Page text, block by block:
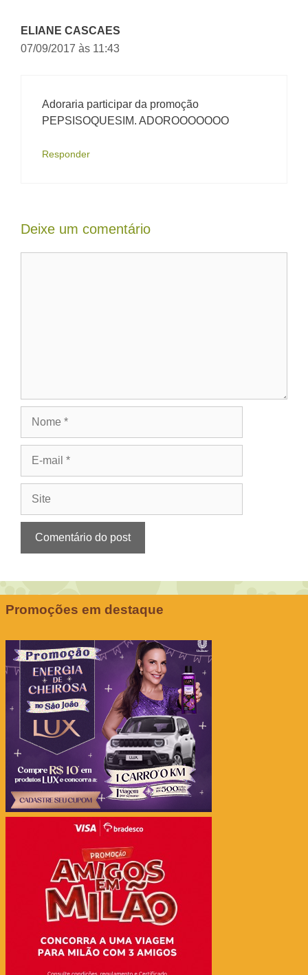
ELIANE CASCAES
07/09/2017 às 11:43
Adoraria participar da promoção
PEPSISOQUESIM. ADOROOOOOOO
Responder
Deixe um comentário
Promoções em destaque